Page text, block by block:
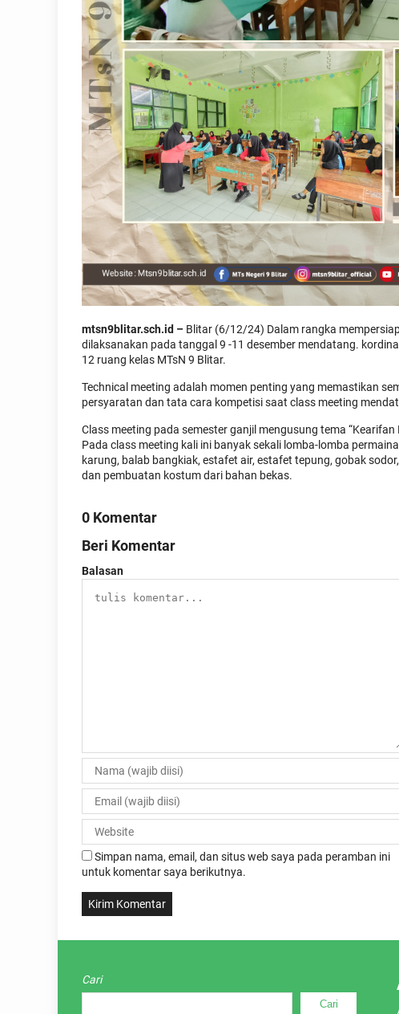
mtsn9blitar.sch.id – Blitar (6/12/24) Dalam rangka
dilaksanakan pada tanggal 9 -11 desember mendatang.
12 ruang kelas MTsN 9 Blitar.
Technical meeting adalah momen penting yang memastikan
persyaratan dan tata cara kompetisi saat class meeting
Class meeting pada semester ganjil mengusung tema
Pada class meeting kali ini banyak sekali lomba-lomba
karung, balab bangkiak, estafet air, estafet tepung, gobak
dan pembuatan kostum dari bahan bekas.
0 Komentar
Beri Komentar
Balasan
Simpan nama, email, dan situs web saya pada peramban ini
untuk komentar saya berikutnya.
Cari
Cari